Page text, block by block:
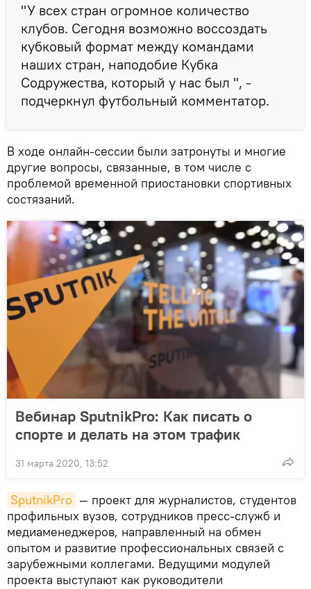
"У всех стран огромное количество
клубов. Сегодня возможно воссоздать
кубковый формат между командами
наших стран, наподобие Кубка
Содружества, который у нас был ", -
подчеркнул футбольный комментатор.
В ходе онлайн-сессии были затронуты и многие
другие вопросы, связанные, в том числе с
проблемой временной приостановки спортивных
состязаний.
Вебинар SputnikPro: Как писать о
спорте и делать на этом трафик
31 марта 2020, 13:52
SputnikPro — проект для журналистов, студентов
профильных вузов, сотрудников пресс-служб и
медиаменеджеров, направленный на обмен
опытом и развитие профессиональных связей с
зарубежными коллегами. Ведущими модулей
проекта выступают как руководители